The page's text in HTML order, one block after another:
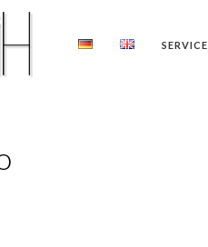
SERVICE